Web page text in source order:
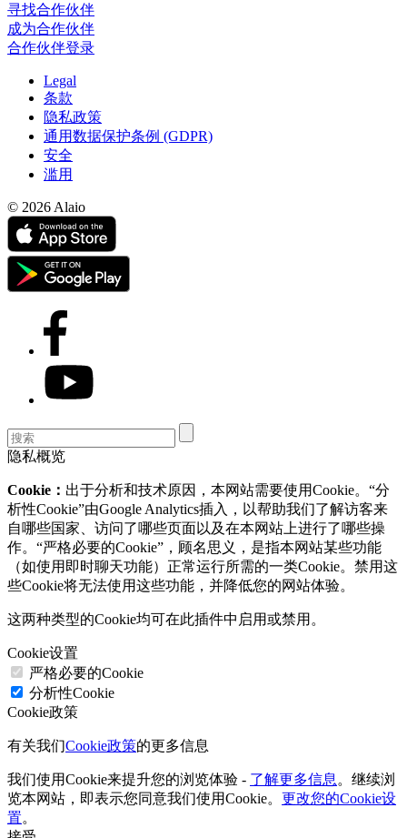
寻找合作伙伴
成为合作伙伴
合作伙伴登录
Legal
条款
隐私政策
通用数据保护条例 (GDPR)
安全
滥用
© 2026 Alaio
隐私概览
Cookie： 出于分析和技术原因，本网站需要使用Cookie。“分
析性Cookie”由Google Analytics插入，以帮助我们了解访客来
自哪些国家、访问了哪些页面以及在本网站上进行了哪些操
作。“严格必要的Cookie”，顾名思义，是指本网站某些功能
（如使用即时聊天功能）正常运行所需的一类Cookie。禁用这
些Cookie将无法使用这些功能，并降低您的网站体验。
这两种类型的Cookie均可在此插件中启用或禁用。
Cookie设置
严格必要的Cookie
分析性Cookie
Cookie政策
有关我们Cookie政策的更多信息
我们使用Cookie来提升您的浏览体验 - 了解更多信息 。继续浏
览本网站，即表示您同意我们使用Cookie。 更改您的Cookie设
置。